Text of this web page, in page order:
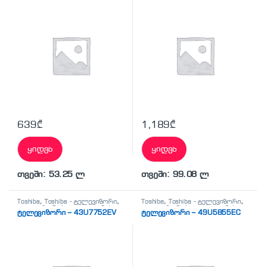
639₾
ყიდვა
თვეში: 53.25 ლ
1,189₾
ყიდვა
თვეში: 99.08 ლ
Toshiba, Toshiba - ტელევიზორი,
ტელევიზორები
ტელეფონები,
პლანშეტები,
ტელევიზორი – 43U7752EV
Toshiba, Toshiba - ტელევიზორი,
ტელევიზორები
ტელეფონები,
პლანშეტები,
ტელევიზორი – 49U5855EC